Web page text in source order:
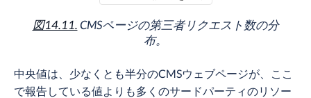
図14.11.CMSページの第三者リクエスト数の分
布。
中央値は、少なくとも半分のCMSウェブページが、ここ
で報告している値よりも多くのサードパーティのリソー